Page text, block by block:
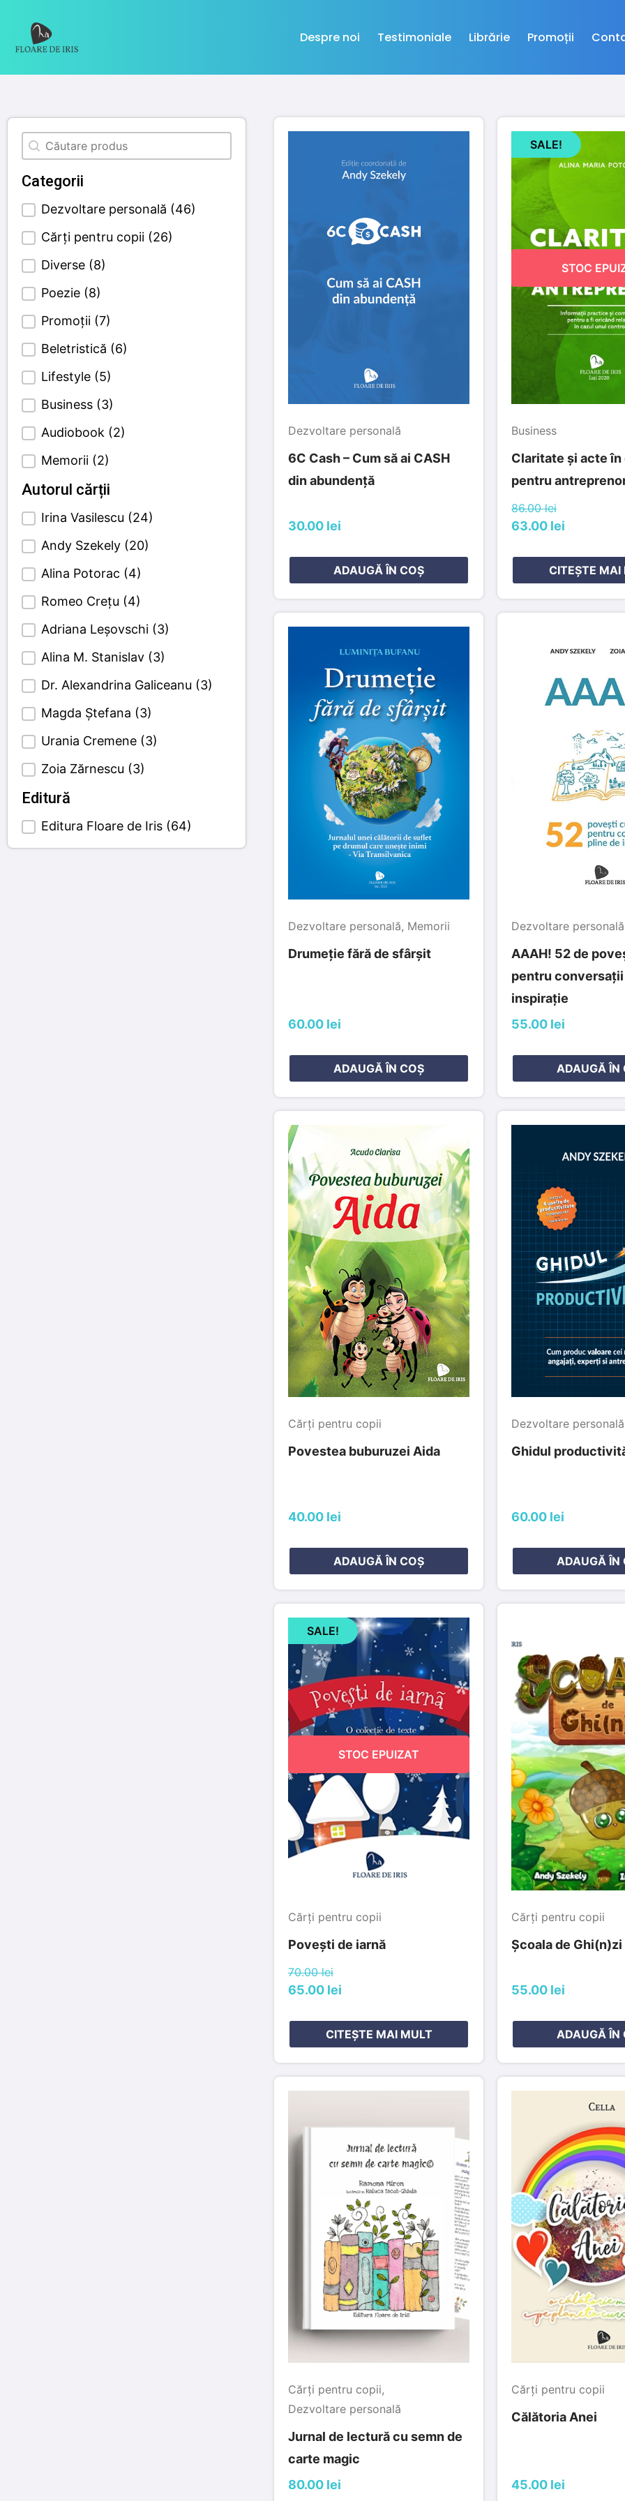
Despre noi Testimoniale Librărie Promoții
Căutare
Search content
Categorii
Categories Filter
Dezvoltare personală (46)
Cărți pentru copii (26)
Diverse (8)
Poezie (8)
Promoții (7)
Beletristică (6)
Lifestyle (5)
Business (3)
Audiobook (2)
Memorii (2)
Autorul cărții
Author Cetagori
Irina Vasilescu (24)
Andy Szekely (20)
Alina Potorac (4)
Romeo Crețu (4)
Adriana Leșovschi (3)
Alina M. Stanislav (3)
Dr. Alexandrina Galiceanu (3)
Magda Ștefana (3)
Urania Cremene (3)
Zoia Zărnescu (3)
Editură
Book's publisher
Editura Floare de Iris (64)
Dezvoltare personală
6C Cash – Cum să ai CASH
din abundență
30.00 lei
ADAUGĂ ÎN COȘ
SALE!
STOC
Business
Claritate și acte în
pentru
86.00 lei
63.00 lei
CITEȘTE MAI
Dezvoltare personală, Memorii
Drumeție fără de sfârșit
60.00 lei
ADAUGĂ ÎN COȘ
Dezvoltare personală
AAAH! 52 de
pentru conversații
inspirație
55.00 lei
ADAUGĂ ÎN
Cărți pentru copii
Povestea buburuzei Aida
40.00 lei
ADAUGĂ ÎN COȘ
Dezvoltare personală
Ghidul
60.00 lei
ADAUGĂ ÎN
SALE!
STOC EPUIZAT
Cărți pentru copii
Povești de iarnă
70.00 lei
65.00 lei
CITEȘTE MAI MULT
Cărți pentru copii
Școala de Ghi(n)zi
55.00 lei
ADAUGĂ ÎN
Cărți pentru copii,
Dezvoltare personală
Jurnal de lectură cu semn de
carte magic
80.00 lei
Cărți pentru copii
Călătoria Anei
45.00 lei